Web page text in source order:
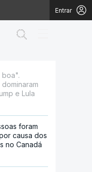
Entrar
boa".
e Lula
foram
causa dos
no Canadá